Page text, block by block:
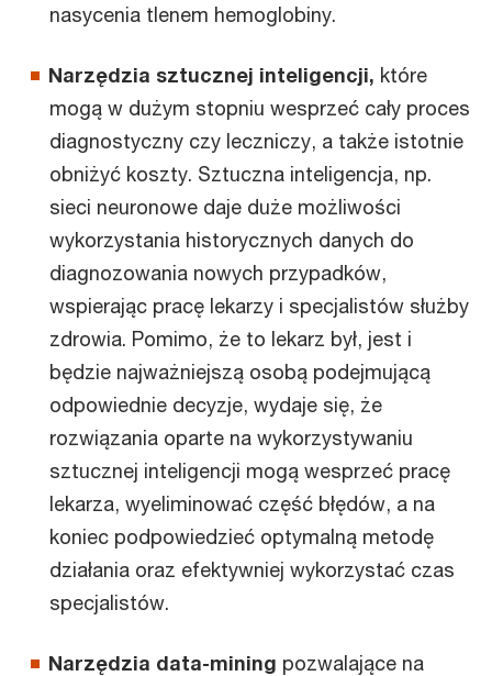
nasycenia tlenem hemoglobiny.
Narzędzia sztucznej inteligencji, które
mogą w dużym stopniu wesprzeć cały proces
diagnostyczny czy leczniczy, a także istotnie
obniżyć koszty. Sztuczna inteligencja, np.
sieci neuronowe daje duże możliwości
wykorzystania historycznych danych do
diagnozowania nowych przypadków,
wspierając pracę lekarzy i specjalistów służby
zdrowia. Pomimo, że to lekarz był, jest i
będzie najważniejszą osobą podejmującą
odpowiednie decyzje, wydaje się, że
rozwiązania oparte na wykorzystywaniu
sztucznej inteligencji mogą wesprzeć pracę
lekarza, wyeliminować część błędów, a na
koniec podpowiedzieć optymalną metodę
działania oraz efektywniej wykorzystać czas
specjalistów.
Narzędzia data-mining pozwalające na